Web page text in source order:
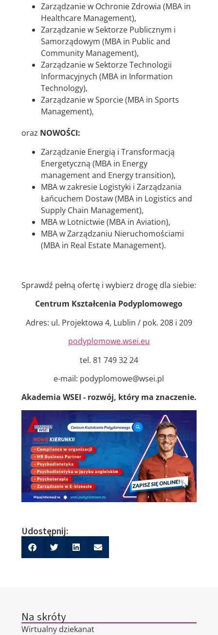
Zarządzanie w Ochronie Zdrowia (MBA in
Healthcare Management),
Zarządzanie w Sektorze Publicznym i
Samorządowym (MBA in Public and
Community Management),
Zarządzanie w Sektorze Technologii
Informacyjnych (MBA in Information
Technology),
Zarządzanie w Sporcie (MBA in Sports
Management),
oraz NOWOŚCI:
Zarządzanie Energią i Transformacją
Energetyczną (MBA in Energy
management and Energy transition),
MBA w zakresie Logistyki i Zarządzania
Łańcuchem Dostaw (MBA in Logistics and
Supply Chain Management),
MBA w Lotnictwie (MBA in Aviation),
MBA w Zarządzaniu Nieruchomościami
(MBA in Real Estate Management).
Sprawdź pełną ofertę i wybierz drogę dla siebie:
Centrum Kształcenia Podyplomowego
Adres: ul. Projektowa 4, Lublin / pok. 208 i 209
podyplomowe.wsei.eu
tel. 81 749 32 24
e-mail: podyplomowe@wsei.pl
Akademia WSEI - rozwój, który ma znaczenie.
Udostępnij:
Na skróty
Wirtualny dziekanat